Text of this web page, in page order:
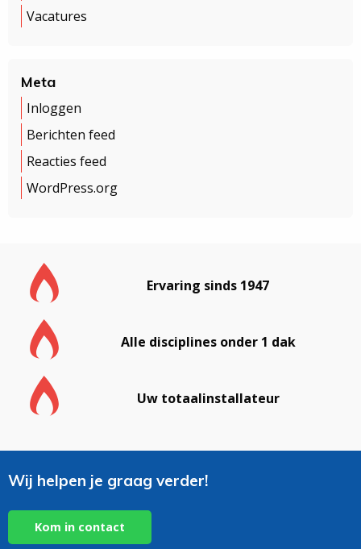
Vacatures
Meta
Inloggen
Berichten feed
Reacties feed
WordPress.org
Ervaring sinds 1947
Alle disciplines onder 1 dak
Uw totaalinstallateur
Wij helpen je graag verder!
Kom in contact